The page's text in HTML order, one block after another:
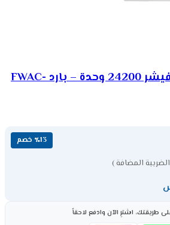
مكيف هواء شباك فيشر 24200 وحدة – بارد FWAC-
٪13 خصم
المضافة )
طريقتك، اشترِ الآن وادفع لاحقاً